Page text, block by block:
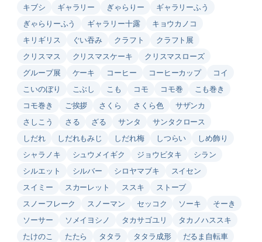
キブシ
ギャラリー ぎゃらりー
ギャラリーふう
ぎゃらりーふう
ギャラリー十露
キョウカノコ
キリギリス
ぐい吞み クラフト
クラフト展
クリスマス
クリスマスケーキ
クリスマスローズ
グループ展
ケーキ コーヒー コーヒーカップ
コイ
こいのぼり
こぶし こも コモ コモ巻
こも巻き
コモ巻き
ご挨拶 さくら さくら色
サザンカ
さしこう
さる ざる サンタ
サンタクロース
しだれ
しだれもみじ しだれ梅 しつらい
しめ飾り
シャラノキ
シュウメイギク ジョウビタキ
シラン
シルエット
シルバー シロヤマブキ
スイセン
スイミー
スカーレット ススキ
ストーブ
スノーフレーク
スノーマン セッコク ソーキ
そーき
ソーサー
ソメイヨシノ タカサゴユリ
タカノハススキ
たけのこ
たたら タタラ タタラ成形
だるま自転車